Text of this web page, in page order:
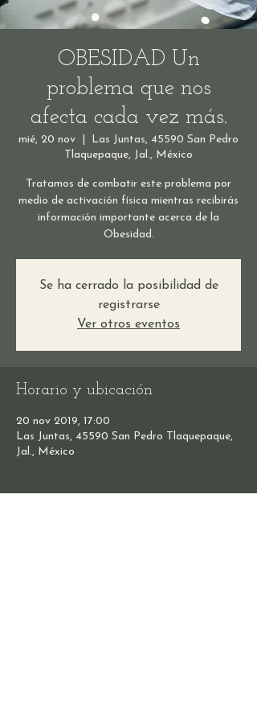
OBESIDAD Un
problema que nos
afecta cada vez más.
mié, 20 nov
Las Juntas, 45590 San Pedro
Tlaquepaque, Jal., México
Tratamos de combatir este problema por
medio de activación física mientras recibirás
información importante acerca de la
Obesidad.
Se ha cerrado la posibilidad de
registrarse
Ver otros eventos
Horario y ubicación
20 nov 2019, 17:00
Las Juntas, 45590 San Pedro Tlaquepaque,
Jal., México